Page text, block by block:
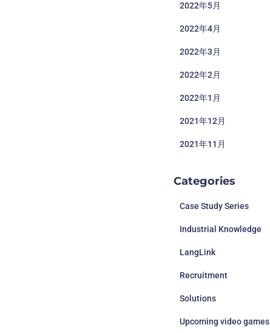
2022年5月
2022年4月
2022年3月
2022年2月
2022年1月
2021年12月
2021年11月
Categories
Case Study Series
Industrial Knowledge
LangLink
Recruitment
Solutions
Upcoming video games